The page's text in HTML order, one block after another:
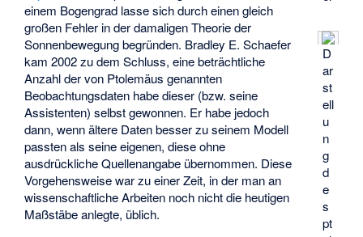
D
ar
st
ell
u
n
g
d
e
s
pt
einem Bogengrad lasse sich durch einen gleich
großen Fehler in der damaligen Theorie der
Sonnenbewegung begründen. Bradley E. Schaefer
kam 2002 zu dem Schluss, eine beträchtliche
Anzahl der von Ptolemäus genannten
Beobachtungsdaten habe dieser (bzw. seine
Assistenten) selbst gewonnen. Er habe jedoch
dann, wenn ältere Daten besser zu seinem Modell
passten als seine eigenen, diese ohne
ausdrückliche Quellenangabe übernommen. Diese
Vorgehensweise war zu einer Zeit, in der man an
wissenschaftliche Arbeiten noch nicht die heutigen
Maßstäbe anlegte, üblich.